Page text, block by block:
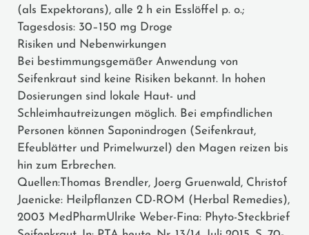
(als Expektorans), alle 2 h ein Esslöffel p. o.;
Tagesdosis: 30–150 mg Droge
Risiken und Nebenwirkungen
Bei bestimmungsgemäßer Anwendung von
Seifenkraut sind keine Risiken bekannt. In hohen
Dosierungen sind lokale Haut- und
Schleimhautreizungen möglich. Bei empfindlichen
Personen können Saponindrogen (Seifenkraut,
Efeublätter und Primelwurzel) den Magen reizen bis
hin zum Erbrechen.
Quellen:Thomas Brendler, Joerg Gruenwald, Christof
Jaenicke: Heilpflanzen CD-ROM (Herbal Remedies),
2003 MedPharmUlrike Weber-Fina: Phyto-Steckbrief